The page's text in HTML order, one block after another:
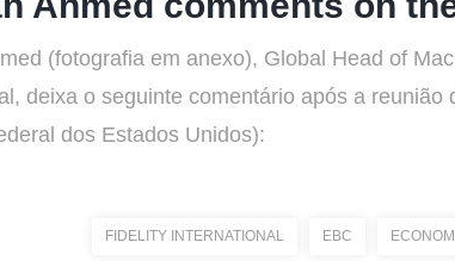
(fotografia em anexo), Global Head of
deixa o seguinte comentário após a
dos Estados Unidos):
FIDELITY INTERNATIONAL EBC